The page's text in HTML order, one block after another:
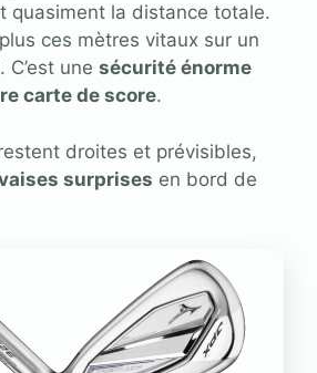
quasiment la distance totale.
ces mètres vitaux sur un
une sécurité énorme
carte de score.
droites et prévisibles,
surprises en bord de